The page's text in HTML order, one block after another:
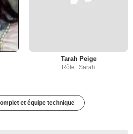
Tarah Peige
Rôle : Sarah
et équipe technique